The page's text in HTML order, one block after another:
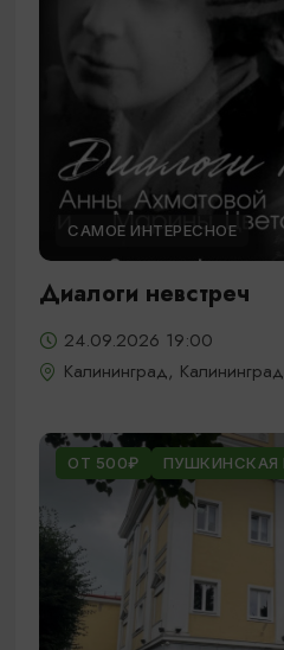
САМОЕ ИНТЕРЕСНОЕ
Диалоги невстреч
24.09.2026 19:00
Калининград,
ОТ 500₽ ПУШКИНСКАЯ